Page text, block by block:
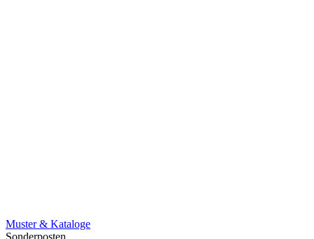
Muster & Kataloge
Sonderposten